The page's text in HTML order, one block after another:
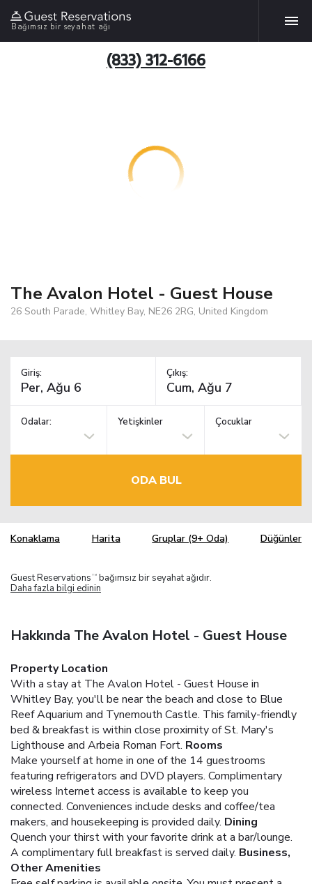
Bağımsız bir seyahat ağı
(833) 312-6166
The Avalon Hotel - Guest House
26 South Parade, Whitley Bay, NE26 2RG, United Kingdom
Giriş: Çıkış:
Odalar: Yetişkinler Çocuklar
ODA BUL
Konaklama Harita Gruplar (9+ Oda) Düğünler
Guest Reservations TM bağımsız bir seyahat ağıdır.
Daha fazla bilgi edinin
Hakkında The Avalon Hotel - Guest House
Property Location
With a stay at The Avalon Hotel - Guest House in
Whitley Bay, you'll be near the beach and close to Blue
Reef Aquarium and Tynemouth Castle. This family-friendly
bed & breakfast is within close proximity of St. Mary's
Lighthouse and Arbeia Roman Fort. Rooms
Make yourself at home in one of the 14 guestrooms
featuring refrigerators and DVD players. Complimentary
wireless Internet access is available to keep you
connected. Conveniences include desks and coffee/tea
makers, and housekeeping is provided daily. Dining
Quench your thirst with your favorite drink at a bar/lounge.
A complimentary full breakfast is served daily. Business,
Other Amenities